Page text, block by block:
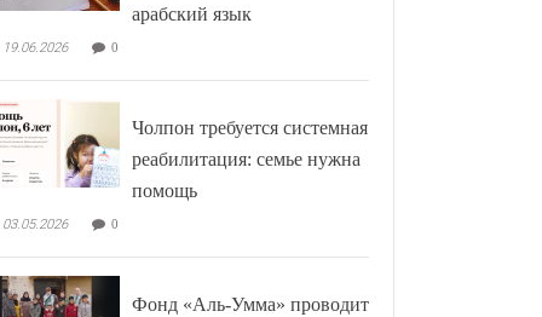
арабский язык
19.06.2026 0
Чолпон требуется системная
реабилитация: семье нужна
помощь
03.05.2026 0
Фонд «Аль-Умма» проводит